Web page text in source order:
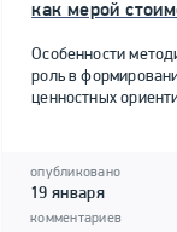
как мерой
Особенности
роль в
ценностных
опубликовано
19 января
комментариев